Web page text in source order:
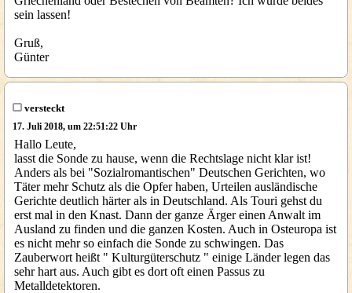
sein lassen!
Gruß,
Günter
versteckt
17. Juli 2018, um 22:51:22 Uhr
Hallo Leute,
lasst die Sonde zu hause, wenn die Rechtslage nicht klar ist!
Anders als bei "Sozialromantischen" Deutschen Gerichten, wo
Täter mehr Schutz als die Opfer haben, Urteilen ausländische
Gerichte deutlich härter als in Deutschland. Als Touri gehst du
erst mal in den Knast. Dann der ganze Ärger einen Anwalt im
Ausland zu finden und die ganzen Kosten. Auch in Osteuropa ist
es nicht mehr so einfach die Sonde zu schwingen. Das
Zauberwort heißt " Kulturgüterschutz " einige Länder legen das
sehr hart aus. Auch gibt es dort oft einen Passus zu
Metalldetektoren.